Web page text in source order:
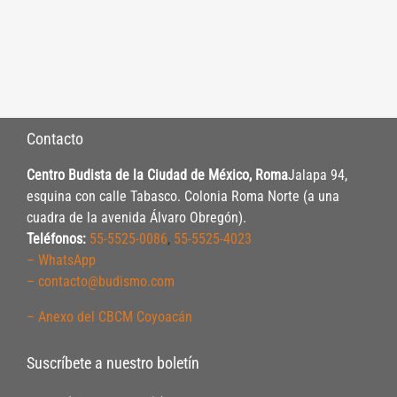
Contacto
Centro Budista de la Ciudad de México, RomaJalapa 94,
esquina con calle Tabasco. Colonia Roma Norte (a una
cuadra de la avenida Álvaro Obregón).
Teléfonos: 55-5525-0086, 55-5525-4023
– WhatsApp
– contacto@budismo.com
– Anexo del CBCM Coyoacán
Suscríbete a nuestro boletín